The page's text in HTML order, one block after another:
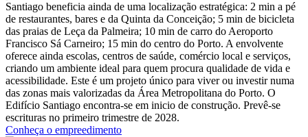
Santiago beneficia ainda de uma localização estratégica: 2 min a pé
de restaurantes, bares e da Quinta da Conceição; 5 min de bicicleta
das praias de Leça da Palmeira; 10 min de carro do Aeroporto
Francisco Sá Carneiro; 15 min do centro do Porto. A envolvente
oferece ainda escolas, centros de saúde, comércio local e serviços,
criando um ambiente ideal para quem procura qualidade de vida e
acessibilidade. Este é um projeto único para viver ou investir numa
das zonas mais valorizadas da Área Metropolitana do Porto. O
Edifício Santiago encontra-se em inicio de construção. Prevê-se
escrituras no primeiro trimestre de 2028.
Conheça o empreedimento